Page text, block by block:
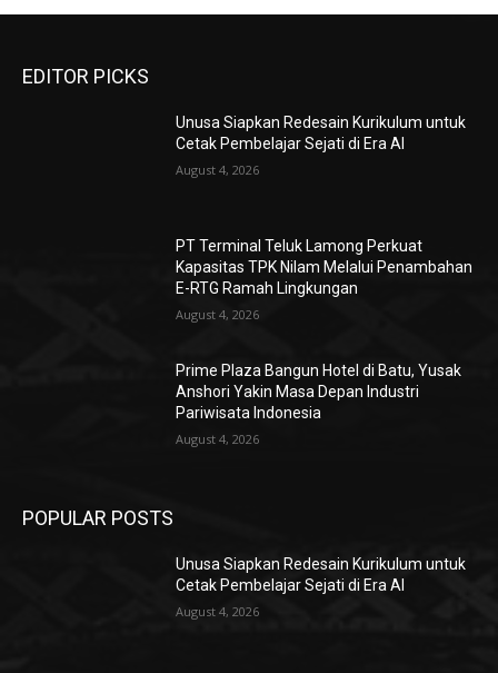
EDITOR PICKS
Unusa Siapkan Redesain Kurikulum untuk
Cetak Pembelajar Sejati di Era AI
August 4, 2026
PT Terminal Teluk Lamong Perkuat
Kapasitas TPK Nilam Melalui Penambahan
E-RTG Ramah Lingkungan
August 4, 2026
Prime Plaza Bangun Hotel di Batu, Yusak
Anshori Yakin Masa Depan Industri
Pariwisata Indonesia
August 4, 2026
POPULAR POSTS
Unusa Siapkan Redesain Kurikulum untuk
Cetak Pembelajar Sejati di Era AI
August 4, 2026